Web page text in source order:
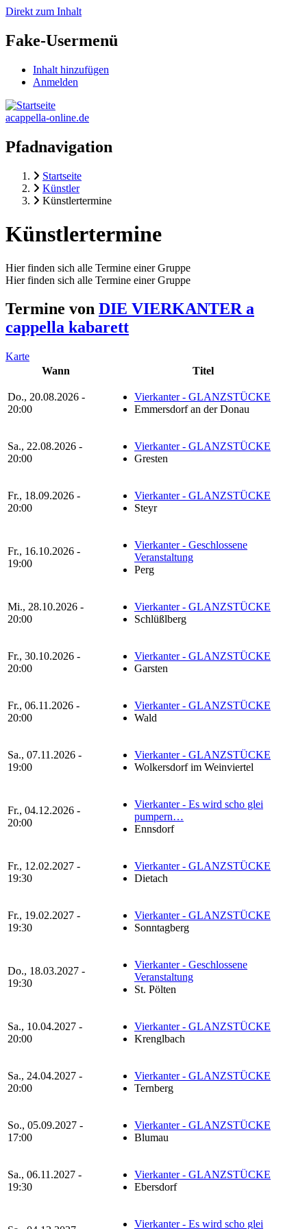
Direkt zum Inhalt
Fake-Usermenü
Inhalt hinzufügen
Anmelden
acappella-online.de
Pfadnavigation
Startseite
Künstler
Künstlertermine
Künstlertermine
Hier finden sich alle Termine einer Gruppe
Hier finden sich alle Termine einer Gruppe
Termine von DIE VIERKANTER a
cappella kabarett
Karte
Wann
Titel
Do., 20.08.2026 -
20:00
Vierkanter - GLANZSTÜCKE
Emmersdorf an der Donau
Sa., 22.08.2026 -
20:00
Vierkanter - GLANZSTÜCKE
Gresten
Fr., 18.09.2026 -
20:00
Vierkanter - GLANZSTÜCKE
Steyr
Fr., 16.10.2026 -
19:00
Vierkanter - Geschlossene
Veranstaltung
Perg
Mi., 28.10.2026 -
20:00
Vierkanter - GLANZSTÜCKE
Schlüßlberg
Fr., 30.10.2026 -
20:00
Vierkanter - GLANZSTÜCKE
Garsten
Fr., 06.11.2026 -
20:00
Vierkanter - GLANZSTÜCKE
Wald
Sa., 07.11.2026 -
19:00
Vierkanter - GLANZSTÜCKE
Wolkersdorf im Weinviertel
Fr., 04.12.2026 -
20:00
Vierkanter - Es wird scho glei
pumpern…
Ennsdorf
Fr., 12.02.2027 -
19:30
Vierkanter - GLANZSTÜCKE
Dietach
Fr., 19.02.2027 -
19:30
Vierkanter - GLANZSTÜCKE
Sonntagberg
Do., 18.03.2027 -
19:30
Vierkanter - Geschlossene
Veranstaltung
St. Pölten
Sa., 10.04.2027 -
20:00
Vierkanter - GLANZSTÜCKE
Krenglbach
Sa., 24.04.2027 -
20:00
Vierkanter - GLANZSTÜCKE
Ternberg
So., 05.09.2027 -
17:00
Vierkanter - GLANZSTÜCKE
Blumau
Sa., 06.11.2027 -
19:30
Vierkanter - GLANZSTÜCKE
Ebersdorf
Vierkanter - Es wird scho glei